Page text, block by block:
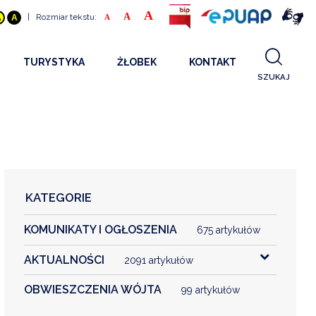
A | Rozmiar tekstu: A A A
TURYSTYKA ŻŁOBEK
KONTAKT
KONTAKT
SZUKAJ
KATEGORIE
KOMUNIKATY I OGŁOSZENIA 675 artykułów
AKTUALNOŚCI 2091 artykułów
OBWIESZCZENIA WÓJTA 99 artykułów